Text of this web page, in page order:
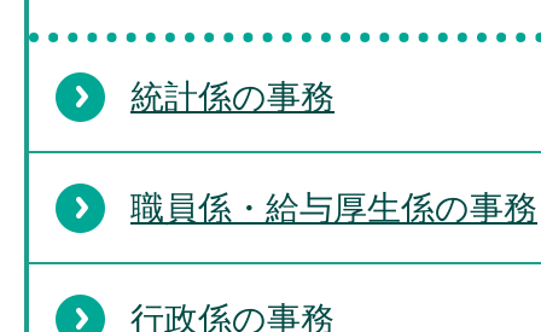
統計係の事務
職員係・給与厚生係の事務
行政係の事務